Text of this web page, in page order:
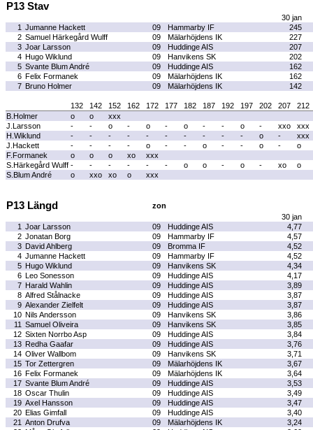
P13 Stav
30 jan
1 Jumanne Hackett 09 Hammarby IF 245
2 Samuel Härkegård Wulff 09 Mälarhöjdens IK 227
3 Joar Larsson 09 Huddinge AIS
207
4 Hugo Wiklund 09 Hanvikens SK
202
5 Svante Blum André 09 Huddinge AIS
162
6 Felix Formanek 09 Mälarhöjdens IK
162
7 Bruno Holmer 09 Mälarhöjdens IK 142
132 142 152 162 172 177 182 187 192 197 202 207 212
B.Holmer
o o
xxx
J.Larsson
- - o - o - o - - o - xxo
xxx
H.Wiklund
- - - - - - - - - - o -
xxx
J.Hackett
- - - - o - - o - - o - o
F.Formanek
o o o xo
xxx
S.Härkegård Wulff - - - - - - o o - o - xo o
S.Blum André
o xxo xo o xxx
P13 Längd
zon
30 jan
1 Joar Larsson 09 Huddinge AIS
4,77
2 Jonatan Borg 09 Hammarby IF
4,57
3 David Ahlberg 09 Bromma IF
4,52
4 Jumanne Hackett 09 Hammarby IF 4,52
5 Hugo Wiklund 09 Hanvikens SK 4,34
6 Leo Sonesson 09 Huddinge AIS
4,17
7 Harald Wahlin 09 Huddinge AIS
3,89
8 Alfred Stålnacke 09 Huddinge AIS
3,87
9 Alexander Zielfelt 09 Huddinge AIS
3,87
10 Nils Andersson 09 Hanvikens SK
3,86
11 Samuel Oliveira 09 Hanvikens SK
3,85
12 Sixten Norrbo Asp 09 Huddinge AIS
3,84
13 Redha Gaafar 09 Huddinge AIS 3,76
14 Oliver Wallbom 09 Hanvikens SK 3,71
15 Tor Zettergren 09 Mälarhöjdens IK 3,67
16 Felix Formanek 09 Mälarhöjdens IK
3,64
17 Svante Blum André 09 Huddinge AIS
3,53
18 Oscar Thulin 09 Huddinge AIS
3,49
19 Axel Hansson 09 Huddinge AIS 3,47
20 Elias Gimfall 09 Huddinge AIS
3,40
21 Anton Drufva 09 Mälarhöjdens IK
3,24